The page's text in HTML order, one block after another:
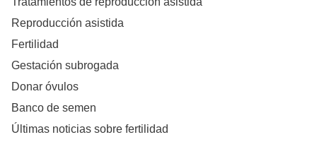
Reproducción asistida
Fertilidad
Gestación subrogada
Donar óvulos
Banco de semen
Últimas noticias sobre fertilidad